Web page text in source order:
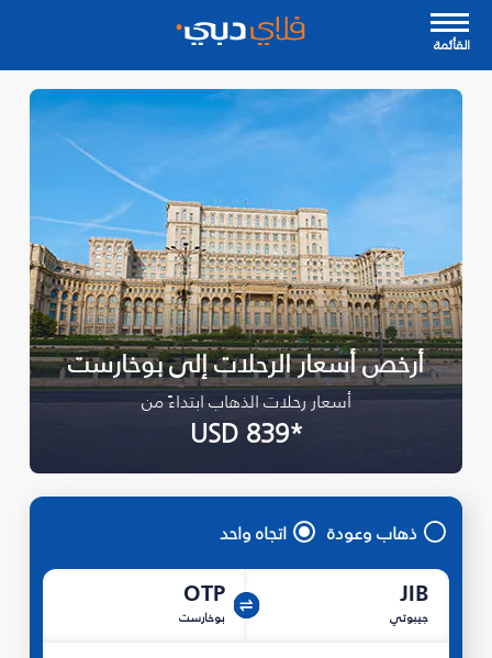
القأئمة
أرخص أسعار الرحلات إلى بوخارست
أسعار رحلات الذهاب ابتداءً من
*USD 839
ذهاب وعودة اتجاه واحد
JIB
جيبوتي
OTP
بوخارست